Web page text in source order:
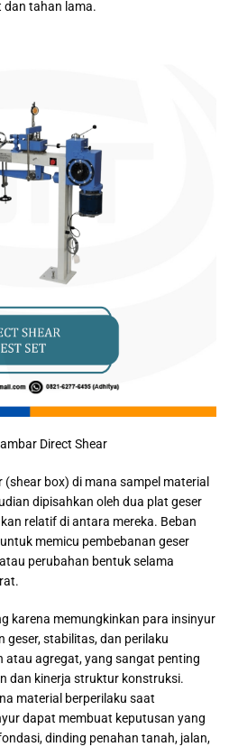
tahan lama.
Direct Shear
box) di mana sampel material
dipisahkan oleh dua plat geser
relatif di antara mereka. Beban
memicu pembebanan geser
perubahan bentuk selama
karena memungkinkan para insinyur
geser, stabilitas, dan perilaku
agregat, yang sangat penting
dan kinerja struktur konstruksi.
material berperilaku saat
dapat membuat keputusan yang
dinding penahan tanah, jalan,